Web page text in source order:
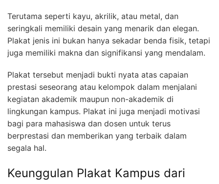
Terutama seperti kayu, akrilik, atau metal, dan
seringkali memiliki desain yang menarik dan elegan.
Plakat jenis ini bukan hanya sekadar benda fisik, tetapi
juga memiliki makna dan signifikansi yang mendalam.
Plakat tersebut menjadi bukti nyata atas capaian
prestasi seseorang atau kelompok dalam menjalani
kegiatan akademik maupun non-akademik di
lingkungan kampus. Plakat ini juga menjadi motivasi
bagi para mahasiswa dan dosen untuk terus
berprestasi dan memberikan yang terbaik dalam
segala hal.
Keunggulan Plakat Kampus dari